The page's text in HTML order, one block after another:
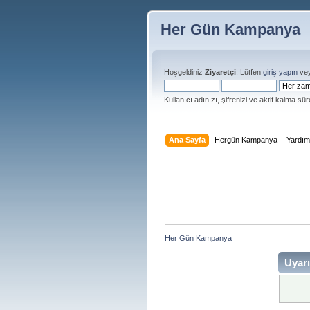
Her Gün Kampanya
Hoşgeldiniz Ziyaretçi . Lütfen giriş yapın
Kullanıcı adınızı, şifrenizi ve aktif kalma
Ana Sayfa Hergün Kampanya Yardım
Her Gün Kampanya